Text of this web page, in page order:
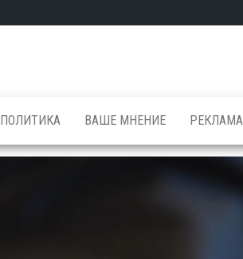
ПОЛИТИКА ВАШЕ МНЕНИЕ РЕКЛАМА